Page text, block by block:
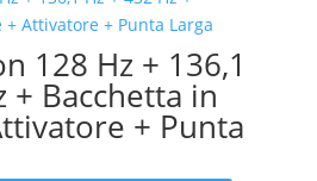
128 Hz + 136,1
+ Bacchetta in
+ Punta